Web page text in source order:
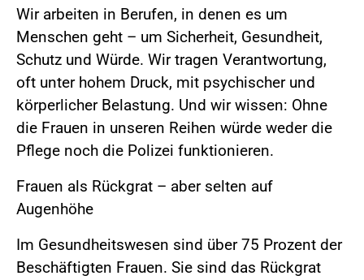
Wir arbeiten in Berufen, in denen es um
Menschen geht – um Sicherheit, Gesundheit,
Schutz und Würde. Wir tragen Verantwortung,
oft unter hohem Druck, mit psychischer und
körperlicher Belastung. Und wir wissen: Ohne
die Frauen in unseren Reihen würde weder die
Pflege noch die Polizei funktionieren.
Frauen als Rückgrat – aber selten auf
Augenhöhe
Im Gesundheitswesen sind über 75 Prozent der
Beschäftigten Frauen. Sie sind das Rückgrat